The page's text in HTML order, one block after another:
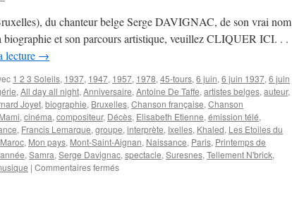
du chanteur belge Serge DAVIGNAC, de son vrai nom
et son parcours artistique, veuillez CLIQUER ICI. . .
lecture →
1 2 3 Soleils, 1937, 1947, 1957, 1978, 45-tours, 6 juin, 6 juin 1937, 6 juin
, All day all night, Anniversaire, Antoine De Taffe, artistes belges, auteur,
Joyet, biographie, Bruxelles, Chanson française, Chanson
, cinéma, compositeur, Décès, Elisabeth Etienne, émission télé,
, Francis Lemarque, groupe, interprète, Ixelles, Khaled, Les Etoiles du
Maroc, Mon pays, Mont-Saint-Aignan, Naissance, Paris, Printemps de
, Samra, Serge Davignac, spectacle, Suresnes, Tellement N'brick,
| Commentaires ferméssur